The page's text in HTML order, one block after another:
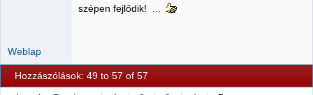
szépen fejlődik! ...
Weblap
Hozzászólások: 49 to 57 of 57